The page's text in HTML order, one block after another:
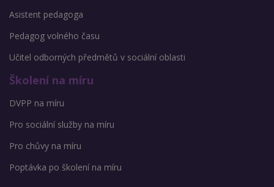
Asistent pedagoga
Pedagog volného času
Učitel odborných předmětů v sociální oblasti
Školení na míru
DVPP na míru
Pro sociální služby na míru
Pro chůvy na míru
Poptávka po školení na míru